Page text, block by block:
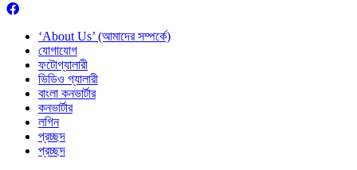
‘About Us’ (আমাদের সম্পর্কে)
যোগাযোগ
ফটোগ্যালারী
ভিডিও গ্যালারী
বাংলা কনভার্টার
কনভার্টার
লগিন
প্রচ্ছদ
প্রচ্ছদ